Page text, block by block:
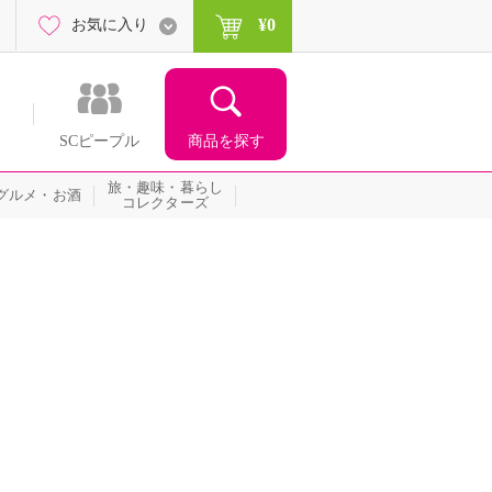
SCピープル 商品を探す
お気に入り ¥0
ルメ・お酒
旅・趣味・暮らし
コレクターズ